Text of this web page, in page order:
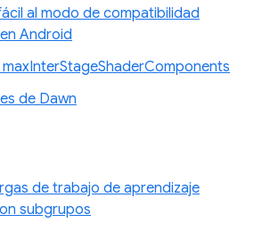
al modo de compatibilidad
Android
de Dawn
de trabajo de aprendizaje
subgrupos